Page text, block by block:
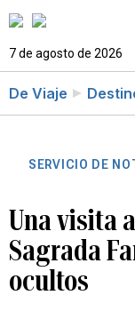
7 de agosto de 2026
De Viaje
SERVICIO DE
Una visita
Sagrada
ocultos